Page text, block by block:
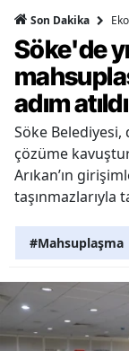
Son Dakika
Söke'de
adım atıldı
Söke Belediyesi,
çözüme
Arıkan’ın
taşınmazlarıyla
#Mahsuplaşma